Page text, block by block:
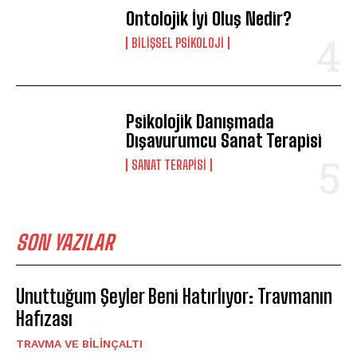
Ontolojik İyi Oluş Nedir?
BILIŞSEL PSIKOLOJI
Psikolojik Danışmada
Dışavurumcu Sanat Terapisi
SANAT TERAPISI
SON YAZILAR
Unuttuğum Şeyler Beni Hatırlıyor: Travmanın
Hafızası
⁠TRAVMA VE BILINÇALTI